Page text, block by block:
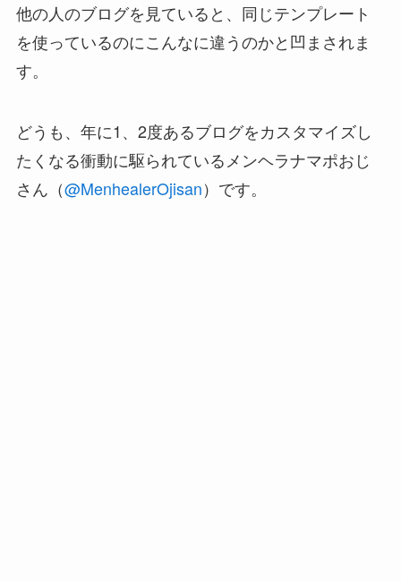
他の人のブログを見ていると、同じテンプレート
を使っているのにこんなに違うのかと凹まされま
す。
どうも、年に1、2度あるブログをカスタマイズし
たくなる衝動に駆られているメンヘラナマポおじ
さん（@MenhealerOjisan）です。